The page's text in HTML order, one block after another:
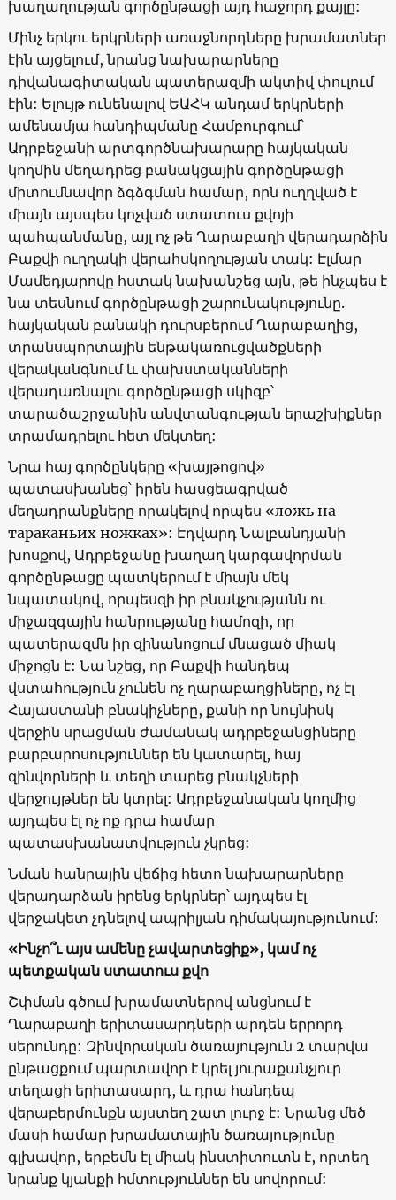
խաղաղության գործընթացի այդ հաջորդ քայլը:
Մինչ երկու երկրների առաջնորդները խրամատներ
էին այցելում, նրանց նախարարները
դիվանագիտական պատերազմի ակտիվ փուլում
էին: Ելույթ ունենալով ԵԱՀԿ անդամ երկրների
ամենամյա հանդիպմանը Համբուրգում՝
Ադրբեջանի արտգործնախարարը հայկական
կողմին մեղադրեց բանակցային գործընթացի
միտումնավոր ձգձգման համար, որն ուղղված է
միայն այսպես կոչված ստատուս քվոյի
պահպանմանը, այլ ոչ թե Ղարաբաղի վերադարձին
Բաքվի ուղղակի վերահսկողության տակ: Էլմար
Մամեդյարովը հստակ նախանշեց այն, թե ինչպես է
նա տեսնում գործընթացի շարունակությունը.
հայկական բանակի դուրսբերում Ղարաբաղից,
տրանսպորտային ենթակառուցվածքների
վերականգնում և փախստականների
վերադառնալու գործընթացի սկիզբ՝
տարածաշրջանին անվտանգության երաշխիքներ
տրամադրելու հետ մեկտեղ:
Նրա հայ գործընկերը «խայթոցով»
պատասխանեց՝ իրեն հասցեագրված
մեղադրանքները որակելով որպես «ложь на
тараканьих ножках»: Էդվարդ Նալբանդյանի
խոսքով, Ադրբեջանը խաղաղ կարգավորման
գործընթացը պատկերում է միայն մեկ
նպատակով, որպեսզի իր բնակչությանն ու
միջազգային հանրությանը համոզի, որ
պատերազմն իր զինանոցում մնացած միակ
միջոցն է: Նա նշեց, որ Բաքվի հանդեպ
վստահություն չունեն ոչ ղարաբաղցիները, ոչ էլ
Հայաստանի բնակիչները, քանի որ նույնիսկ
վերջին սրացման ժամանակ ադրբեջանցիները
բարբարոսություններ են կատարել, հայ
զինվորների և տեղի տարեց բնակչների
վերջույթներ են կտրել: Ադրբեջանական կողմից
այդպես էլ ոչ ոք դրա համար
պատասխանատվություն չկրեց:
Նման հանրային վեճից հետո նախարարները
վերադարձան իրենց երկրներ՝ այդպես էլ
վերջակետ չդնելով ապրիլյան դիմակայությունում:
«Ինչո՞ւ այս ամենը չավարտեցիք», կամ ոչ
պետքական ստատուս քվո
Շփման գծում խրամատներով անցնում է
Ղարաբաղի երիտասարդների արդեն երրորդ
սերունդը: Զինվորական ծառայություն 2 տարվա
ընթացքում պարտավոր է կրել յուրաքանչյուր
տեղացի երիտասարդ, և դրա հանդեպ
վերաբերմունքն այստեղ շատ լուրջ է: Նրանց մեծ
մասի համար խրամատային ծառայությունը
գլխավոր, երբեմն էլ միակ ինստիտուտն է, որտեղ
նրանք կյանքի հմտություններ են սովորում: